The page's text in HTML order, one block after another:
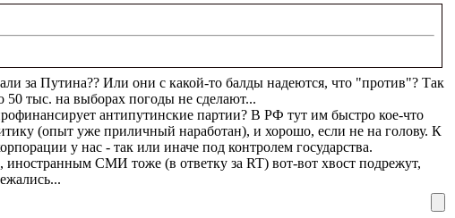
за Путина?? Или они с какой-то балды надеются, что "против"? Так
тыс. на выборах погоды не сделают...
антипутинские партии? В РФ тут им быстро кое-что
(опыт уже приличный наработан), и хорошо, если не на голову. К
у нас - так или иначе под контролем государства.
СМИ тоже (в ответку за RT) вот-вот хвост подрежут,